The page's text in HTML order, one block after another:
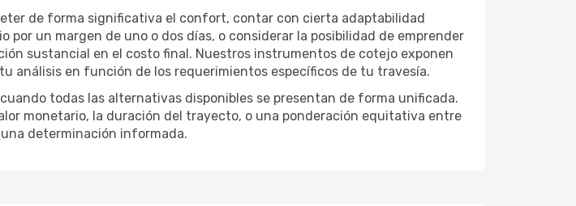
de forma significativa el confort, contar con cierta adaptabilidad
un margen de uno o dos días, o considerar la posibilidad de emprender
sustancial en el costo final. Nuestros instrumentos de cotejo exponen
análisis en función de los requerimientos específicos de tu travesía.
todas las alternativas disponibles se presentan de forma unificada.
monetario, la duración del trayecto, o una ponderación equitativa entre
determinación informada.